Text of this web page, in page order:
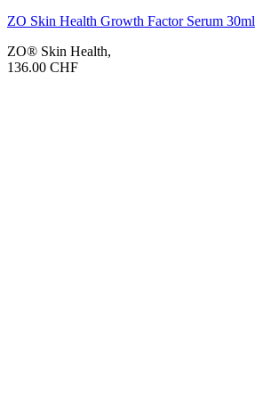
ZO Skin Health Growth Factor Serum 30ml
ZO® Skin Health,
136.00 CHF